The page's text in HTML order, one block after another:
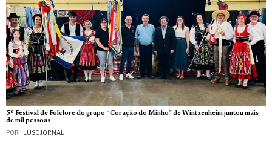
5º Festival de Folclore do grupo “Coração do Minho” de Wintzenheim juntou mais
de mil pessoas
POR _LUSOJORNAL